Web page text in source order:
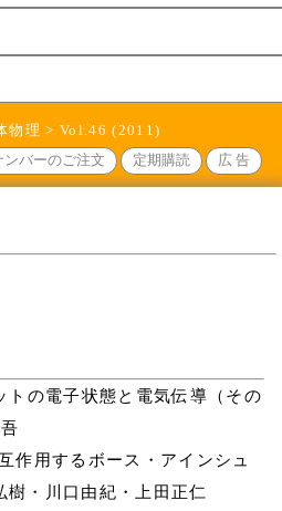
物理 > Vol.46 (2011)
ンバーのご注文
定期購読 広 告
トの電子状態と電気伝導（その
作用するボース・アインシュ
・川口由紀・上田正仁